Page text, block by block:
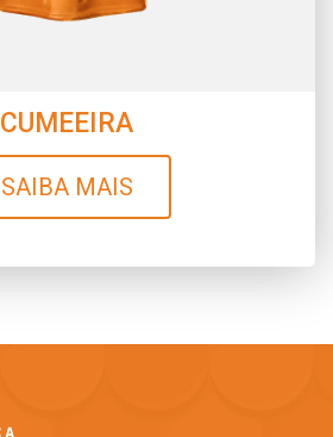
CUMEEIRA
SAIBA MAIS